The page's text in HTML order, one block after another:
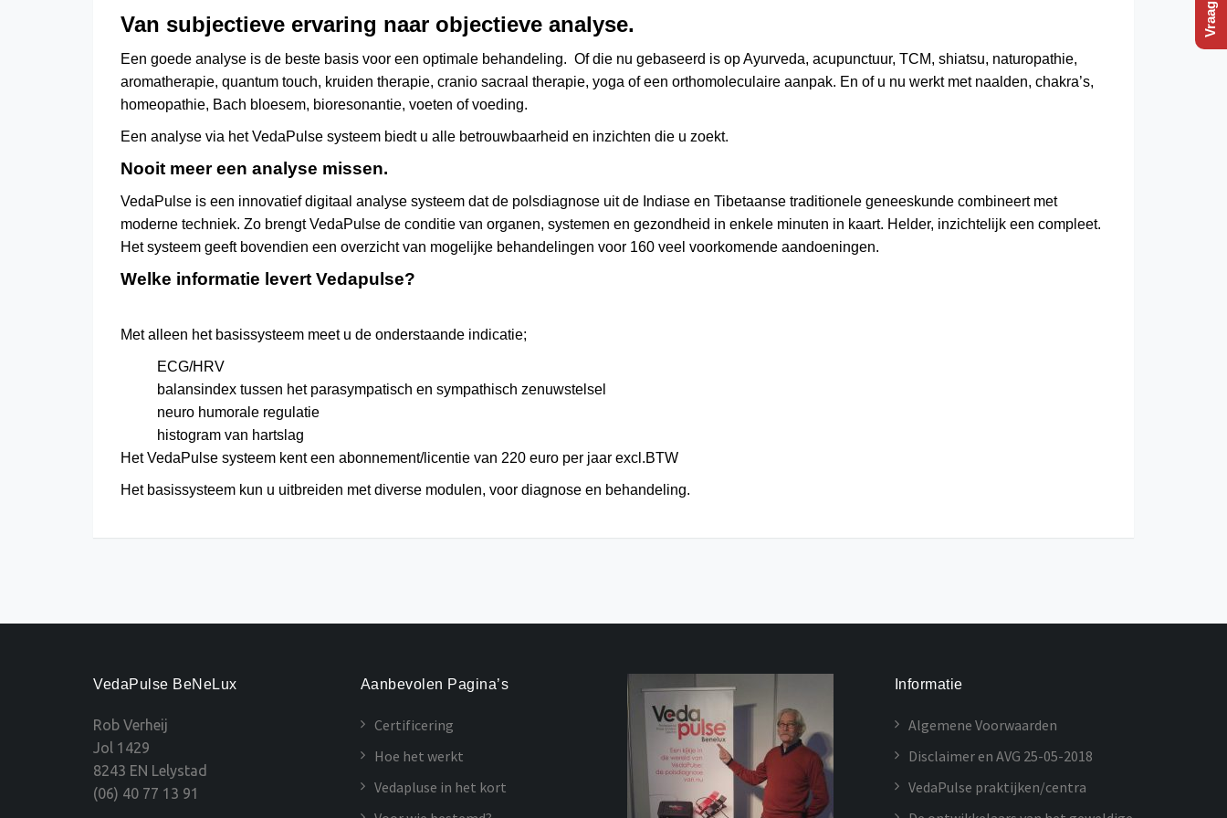
Van subjectieve ervaring naar objectieve analyse.
Een goede analyse is de beste basis voor een optimale behandeling. Of die nu gebaseerd is opAyurveda, acupunctuur, TCM, shiatsu, naturopathie,
aromatherapie, quantum touch, kruiden therapie, cranio sacraal therapie, yoga of een orthomoleculaire aanpak. En of u nu werkt met naalden, chakra’s,
homeopathie, Bach bloesem, bioresonantie, voeten ofvoeding.
Een analyse via het VedaPulse systeem biedt u alle betrouwbaarheid en inzichten die u zoekt.
Nooit meer een analyse missen.
VedaPulse is een innovatief digitaal analyse systeem dat de polsdiagnose uit de Indiase en Tibetaanse traditionele geneeskunde combineert met
moderne techniek. Zo brengt VedaPulse de conditie van organen, systemen en gezondheid in enkele minuten in kaart. Helder, inzichtelijk een compleet.
Het systeem geeft bovendien een overzicht van mogelijke behandelingen voor 160 veel voorkomende aandoeningen.
Welke informatie levert Vedapulse?
Met alleen het basissysteem meet u de onderstaande indicatie;
ECG/HRV
balansindex tussen het parasympatisch en sympathisch zenuwstelsel
neuro humorale regulatie
histogram van hartslag
Het VedaPulse systeem kent een abonnement/licentie van 220 euro per jaar excl.BTW
Het basissysteem kun u uitbreiden met diverse modulen, voor diagnose en behandeling.
VedaPulse BeNeLux
Rob Verheij
Jol 1429
8243 EN Lelystad
(06) 40 77 13 91
Aanbevolen Pagina’s
Certificering
Hoe het werkt
Vedapluse in het kort
Informatie
Algemene Voorwaarden
Disclaimer en AVG 25-05-2018
VedaPulse praktijken/centra